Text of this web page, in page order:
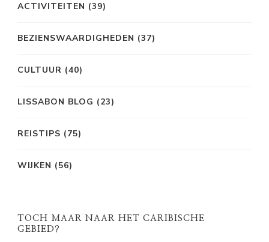
ACTIVITEITEN (39)
BEZIENSWAARDIGHEDEN (37)
CULTUUR (40)
LISSABON BLOG (23)
REISTIPS (75)
WIJKEN (56)
TOCH MAAR NAAR HET CARIBISCHE
GEBIED?